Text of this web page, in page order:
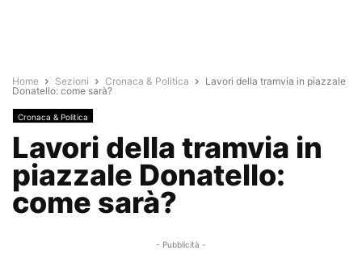
Home Sezioni Cronaca & Politica
Lavori della tramvia in piazzale
Donatello: come sarà?
Cronaca & Politica
Lavori della tramvia in
piazzale Donatello:
come sarà?
- Pubblicità -